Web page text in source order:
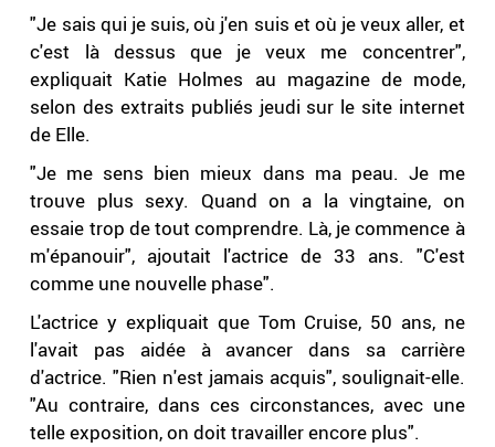
"Je sais qui je suis, où j'en suis et où je veux aller, et
c'est là dessus que je veux me concentrer",
expliquait Katie Holmes au magazine de mode,
selon des extraits publiés jeudi sur le site internet
de Elle.
"Je me sens bien mieux dans ma peau. Je me
trouve plus sexy. Quand on a la vingtaine, on
essaie trop de tout comprendre. Là, je commence à
m'épanouir", ajoutait l'actrice de 33 ans. "C'est
comme une nouvelle phase".
L'actrice y expliquait que Tom Cruise, 50 ans, ne
l'avait pas aidée à avancer dans sa carrière
d'actrice. "Rien n'est jamais acquis", soulignait-elle.
"Au contraire, dans ces circonstances, avec une
telle exposition, on doit travailler encore plus".